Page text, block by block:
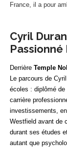
France, il a pour
Cyril
Passionné
Derrière Temple
Le parcours de
écoles : diplômé
carrière
investissements,
Westfield avant de
durant ses études
autant que